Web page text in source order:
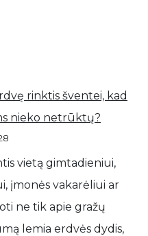
rinktis šventei, kad
nieko netrūktų?
vietą gimtadieniui,
įmonės vakarėliui ar
ne tik apie gražų
lemia erdvės dydis,